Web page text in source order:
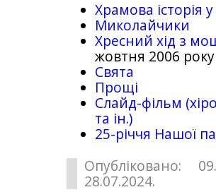
Храмова історія
Миколайчики
Хресний хід з
жовтня 2006 року
Свята
Прощі
Слайд-фільм
та ін.)
25-рiччя Нашої
Опубліковано:
28.07.2024.